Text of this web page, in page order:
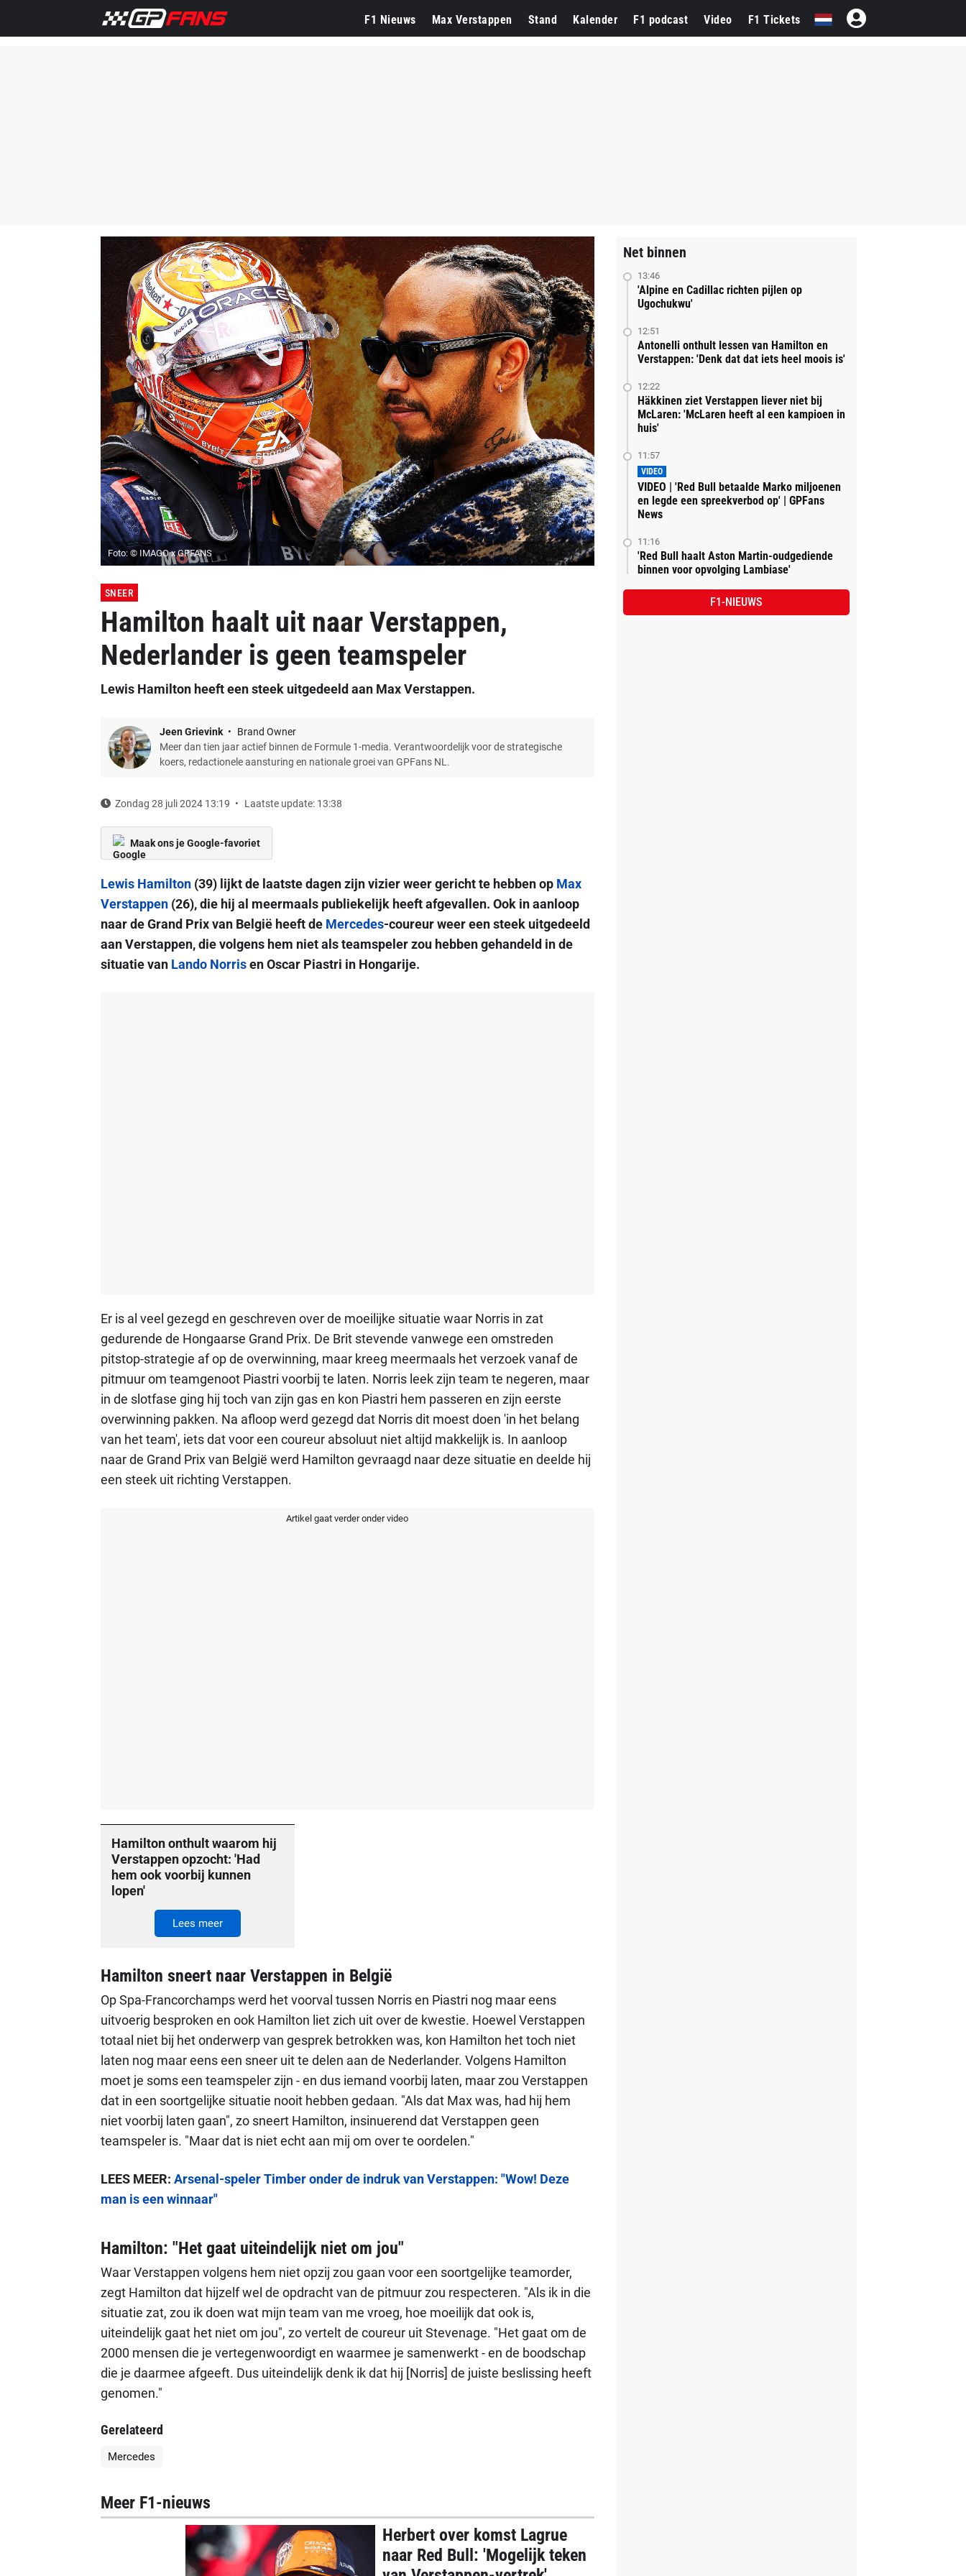
F1 Nieuws Max Verstappen Stand Kalender F1 podcast Video F1 Tickets
Foto: © IMAGO x GPFANS
SNEER
Hamilton haalt uit naar Verstappen,
Nederlander is geen teamspeler
Lewis Hamilton heeft een steek uitgedeeld aan Max Verstappen.
Jeen Grievink
Brand Owner
Meer dan tien jaar actief binnen de Formule 1-media. Verantwoordelijk voor de strategische
koers, redactionele aansturing en nationale groei van GPFans NL.
Zondag 28 juli 2024 13:19 Laatste update: 13:38
Maak ons je Google-favoriet
Lewis Hamilton(39) lijkt de laatste dagen zijn vizier weer gericht te hebben op Max
Verstappen(26), die hij al meermaals publiekelijk heeft afgevallen. Ook in aanloop
naar de Grand Prix van België heeft de Mercedes-coureur weer een steek uitgedeeld
aan Verstappen, die volgens hem niet als teamspeler zou hebben gehandeld in de
situatie van Lando Norrisen Oscar Piastri in Hongarije.
Er is al veel gezegd en geschreven over de moeilijke situatie waar Norris in zat
gedurende de Hongaarse Grand Prix. De Brit stevende vanwege een omstreden
pitstop-strategie af op de overwinning, maar kreeg meermaals het verzoek vanaf de
pitmuur om teamgenoot Piastri voorbij te laten. Norris leek zijn team te negeren, maar
in de slotfase ging hij toch van zijn gas en kon Piastri hem passeren en zijn eerste
overwinning pakken. Na afloop werd gezegd dat Norris dit moest doen 'in het belang
van het team', iets dat voor een coureur absoluut niet altijd makkelijk is. In aanloop
naar de Grand Prix van België werd Hamilton gevraagd naar deze situatie en deelde hij
een steek uit richting Verstappen.
Artikel gaat verder onder video
Hamilton onthult waarom hij
Verstappen opzocht: 'Had
hem ook voorbij kunnen
lopen'
Lees meer
Hamilton sneert naar Verstappen in België
Op Spa-Francorchamps werd het voorval tussen Norris en Piastri nog maar eens
uitvoerig besproken en ook Hamilton liet zich uit over de kwestie. Hoewel Verstappen
totaal niet bij het onderwerp van gesprek betrokken was, kon Hamilton het toch niet
laten nog maar eens een sneer uit te delen aan de Nederlander. Volgens Hamilton
moet je soms een teamspeler zijn - en dus iemand voorbij laten, maar zou Verstappen
dat in een soortgelijke situatie nooit hebben gedaan. "Als dat Max was, had hij hem
niet voorbij laten gaan", zo sneert Hamilton, insinuerend dat Verstappen geen
teamspeler is. "Maar dat is niet echt aan mij om over te oordelen."
LEES MEER: Arsenal-speler Timber onder de indruk van Verstappen: "Wow! Deze
man is een winnaar"
Hamilton: "Het gaat uiteindelijk niet om jou"
Waar Verstappen volgens hem niet opzij zou gaan voor een soortgelijke teamorder,
zegt Hamilton dat hijzelf wel de opdracht van de pitmuur zou respecteren. "Als ik in die
situatie zat, zou ik doen wat mijn team van me vroeg, hoe moeilijk dat ook is,
uiteindelijk gaat het niet om jou", zo vertelt de coureur uit Stevenage. "Het gaat om de
2000 mensen die je vertegenwoordigt en waarmee je samenwerkt - en de boodschap
die je daarmee afgeeft. Dus uiteindelijk denk ik dat hij [Norris] de juiste beslissing heeft
genomen."
Gerelateerd
Mercedes
Meer F1-nieuws
Herbert over komst Lagrue
naar Red Bull: 'Mogelijk teken
Net binnen
13:46
'Alpine en Cadillac richten pijlen op
Ugochukwu'
12:51
Antonelli onthult lessen van Hamilton en
Verstappen: 'Denk dat dat iets heel moois is'
12:22
Häkkinen ziet Verstappen liever niet bij
McLaren: 'McLaren heeft al een kampioen in
huis'
11:57
VIDEO
VIDEO | 'Red Bull betaalde Marko miljoenen
en legde een spreekverbod op' | GPFans
News
11:16
'Red Bull haalt Aston Martin-oudgediende
binnen voor opvolging Lambiase'
F1-NIEUWS